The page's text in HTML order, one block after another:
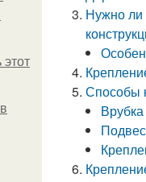
Нужно ли
Способы
Врубка